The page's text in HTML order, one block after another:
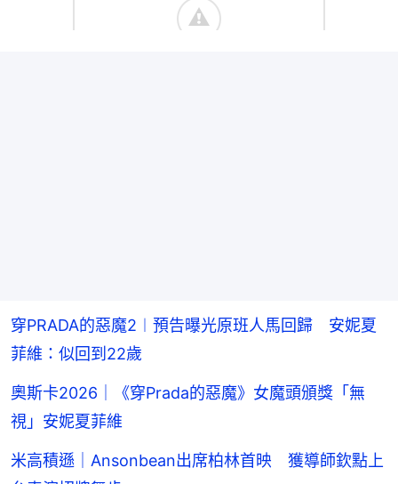
穿PRADA的惡魔2︱預告曝光原班人馬回歸 安妮夏
菲維：似回到22歲
奧斯卡2026｜《穿Prada的惡魔》女魔頭頒獎「無
視」安妮夏菲維
米高積遜｜Ansonbean出席柏林首映 獲導師欽點上